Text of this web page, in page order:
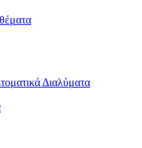
Διαλύματα